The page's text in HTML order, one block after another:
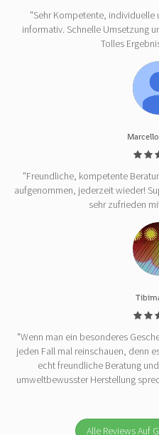
"Sehr Kompetente, individuelle
informativ. Schnelle Umsetzung
Tolles
"Freundliche, kompetente
aufgenommen, jederzeit wieder!
sehr zufrieden
"Wenn man ein besonderes
jeden Fall mal reinschauen, denn
echt freundliche Beratung
umweltbewusster Herstellung
Alle Reviews Auf